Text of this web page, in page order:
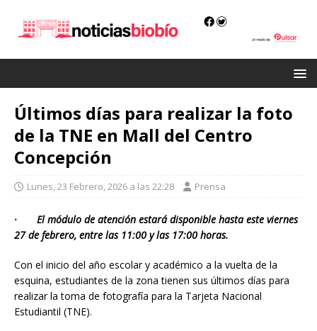
Últimos días para realizar la foto
de la TNE en Mall del Centro
Concepción
Lunes, 23 Febrero, 2026 a las 22:28 Prensa
· El módulo de atención estará disponible hasta este viernes
27 de febrero, entre las 11:00 y las 17:00 horas.
Con el inicio del año escolar y académico a la vuelta de la
esquina, estudiantes de la zona tienen sus últimos días para
realizar la toma de fotografía para la Tarjeta Nacional
Estudiantil (TNE).